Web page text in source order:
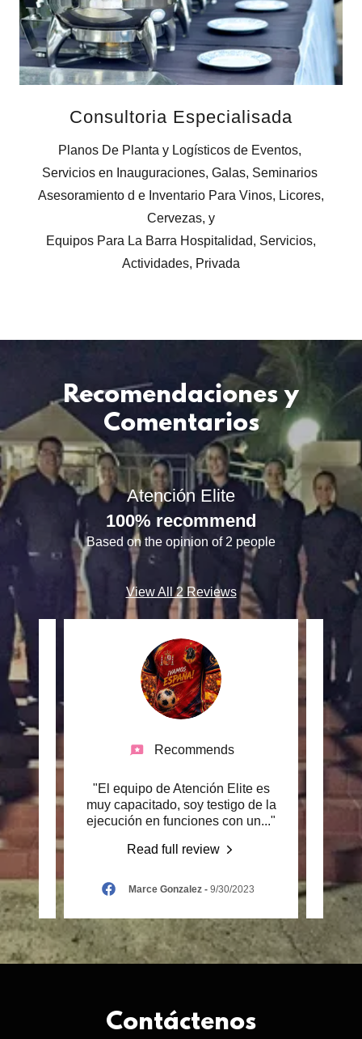
Consultoria Especialisada
Planos De Planta y Logísticos de Eventos,
Servicios en Inauguraciones, Galas, Seminarios
Asesoramiento d e Inventario Para Vinos, Licores,
Cervezas, y
Equipos Para La Barra Hospitalidad, Servicios,
Actividades, Privada
Recomendaciones y
Comentarios
Atención Elite
100% recommend
Based on the opinion of 2 people
View All 2 Reviews
and
Recommends
"El equipo de Atención Elite es
muy capacitado, soy testigo de la
ejecución en funciones con un..."
Read full review
Marce Gonzalez- 9/30/2023
Contáctenos